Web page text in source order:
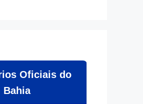
Oficiais do
Bahia